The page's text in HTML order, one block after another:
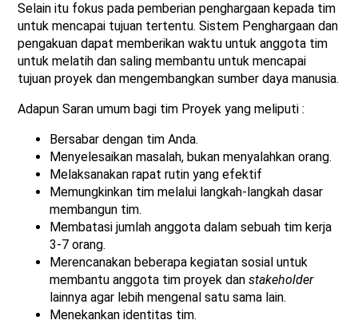
Selain itu fokus pada pemberian penghargaan kepada tim
untuk mencapai tujuan tertentu. Sistem Penghargaan dan
pengakuan dapat memberikan waktu untuk anggota tim
untuk melatih dan saling membantu untuk mencapai
tujuan proyek dan mengembangkan sumber daya manusia.
Adapun Saran umum bagi tim Proyek yang meliputi :
Bersabar dengan tim Anda.
Menyelesaikan masalah, bukan menyalahkan orang.
Melaksanakan rapat rutin yang efektif
Memungkinkan tim melalui langkah-langkah dasar
membangun tim.
Membatasi jumlah anggota dalam sebuah tim kerja
3-7 orang.
Merencanakan beberapa kegiatan sosial untuk
membantu anggota tim proyek danstakeholder
lainnya agar lebih mengenal satu sama lain.
Menekankan identitas tim.